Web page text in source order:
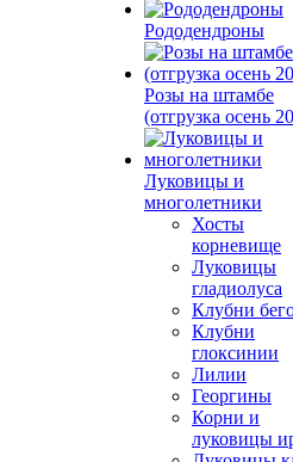
Рододендроны
Розы на штамбе
(отгрузка осень
Луковицы и
многолетники
Хосты
корневище
Луковицы
гладиолуса
Клубни
Клубни
глоксинии
Лилии
Георгины
Корни и
луковицы